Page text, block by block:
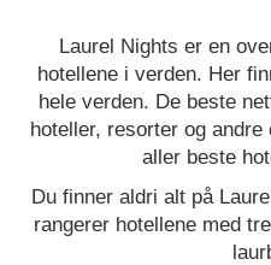
Laurel Nights er en
hotellene i verden. Her
hele verden. De beste
hoteller, resorter og
aller beste
Du finner aldri alt på
rangerer hotellene med